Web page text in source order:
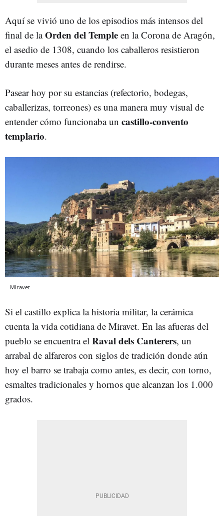
Aquí se vivió uno de los episodios más intensos del
final de laOrden del Temple en la Corona de Aragón,
el asedio de 1308, cuando los caballeros resistieron
durante meses antes de rendirse.
Pasear hoy por su estancias (refectorio, bodegas,
caballerizas, torreones) es una manera muy visual de
entender cómo funcionaba un castillo-convento
templario.
Miravet
Si el castillo explica la historia militar, la cerámica
cuenta la vida cotidiana de Miravet. En las afueras del
pueblo se encuentra el Raval dels Canterers, un
arrabal de alfareros con siglos de tradición donde aún
hoy el barro se trabaja como antes, es decir, con torno,
esmaltes tradicionales y hornos que alcanzan los 1.000
grados.